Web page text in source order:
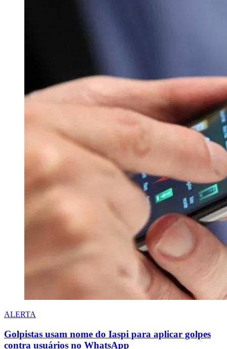
ALERTA
Golpistas usam nome do Iaspi para aplicar golpes
contra usuários no WhatsApp